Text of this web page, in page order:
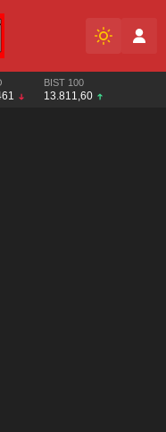
BIST 100
13.811,60